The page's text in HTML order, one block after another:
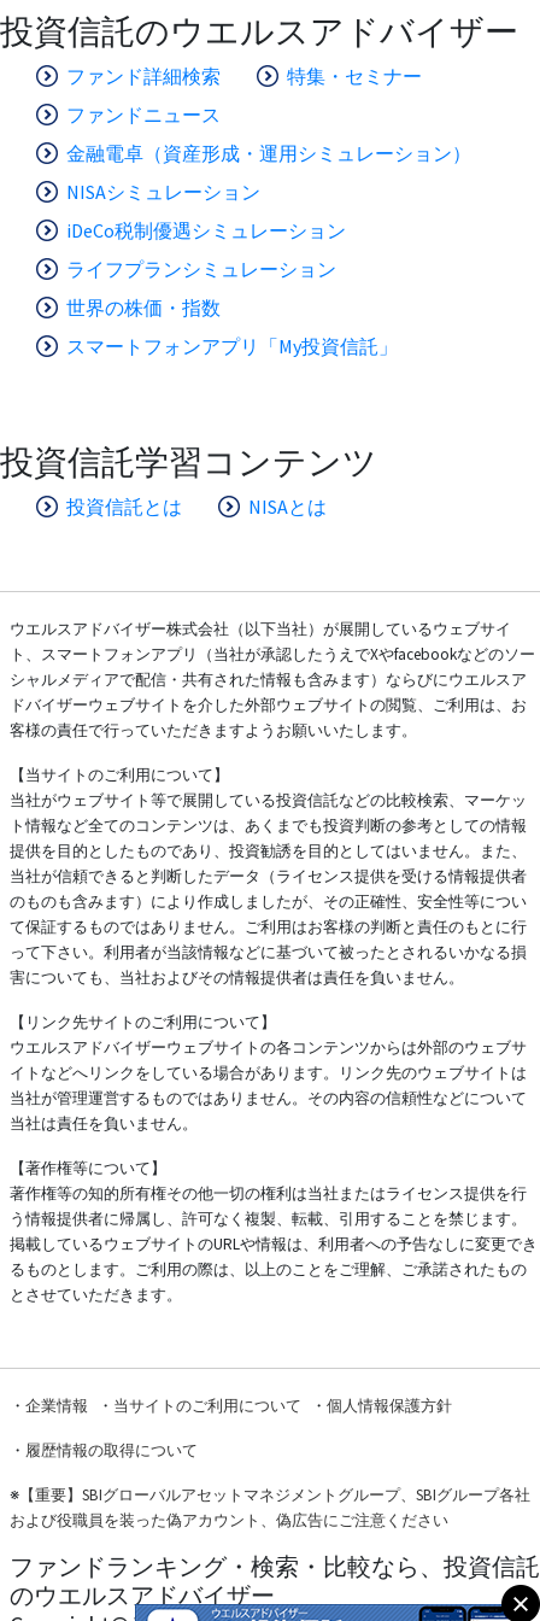
投資信託のウエルスアドバイザー
ファンド詳細検索
特集・セミナー
ファンドニュース
金融電卓（資産形成・運用シミュレーション）
NISAシミュレーション
iDeCo税制優遇シミュレーション
ライフプランシミュレーション
世界の株価・指数
スマートフォンアプリ「My投資信託」
投資信託学習コンテンツ
投資信託とは NISAとは
ウエルスアドバイザー株式会社（以下当社）が展開しているウェブサイ
ト、スマートフォンアプリ（当社が承認したうえでXやfacebookなどのソー
シャルメディアで配信・共有された情報も含みます）ならびにウエルスア
ドバイザーウェブサイトを介した外部ウェブサイトの閲覧、ご利用は、お
客様の責任で行っていただきますようお願いいたします。
【当サイトのご利用について】
当社がウェブサイト等で展開している投資信託などの比較検索、マーケッ
ト情報など全てのコンテンツは、あくまでも投資判断の参考としての情報
提供を目的としたものであり、投資勧誘を目的としてはいません。また、
当社が信頼できると判断したデータ（ライセンス提供を受ける情報提供者
のものも含みます）により作成しましたが、その正確性、安全性等につい
て保証するものではありません。ご利用はお客様の判断と責任のもとに行
って下さい。利用者が当該情報などに基づいて被ったとされるいかなる損
害についても、当社およびその情報提供者は責任を負いません。
【リンク先サイトのご利用について】
ウエルスアドバイザーウェブサイトの各コンテンツからは外部のウェブサ
イトなどへリンクをしている場合があります。リンク先のウェブサイトは
当社が管理運営するものではありません。その内容の信頼性などについて
当社は責任を負いません。
【著作権等について】
著作権等の知的所有権その他一切の権利は当社またはライセンス提供を行
う情報提供者に帰属し、許可なく複製、転載、引用することを禁じます。
掲載しているウェブサイトのURLや情報は、利用者への予告なしに変更でき
るものとします。ご利用の際は、以上のことをご理解、ご承諾されたもの
とさせていただきます。
・ 企業情報 ・ 当サイトのご利用について ・ 個人情報保護方針
・ 履歴情報の取得について
※ 【重要】SBIグローバルアセットマネジメントグループ、SBIグループ各社
および役職員を装った偽アカウント、偽広告にご注意ください
ファンドランキング・検索・比較なら、投資信託
のウエルスアドバイザー